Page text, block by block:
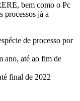
bem como o Pc
processos já a
de processo por
ano, até ao fim de
final de 2022